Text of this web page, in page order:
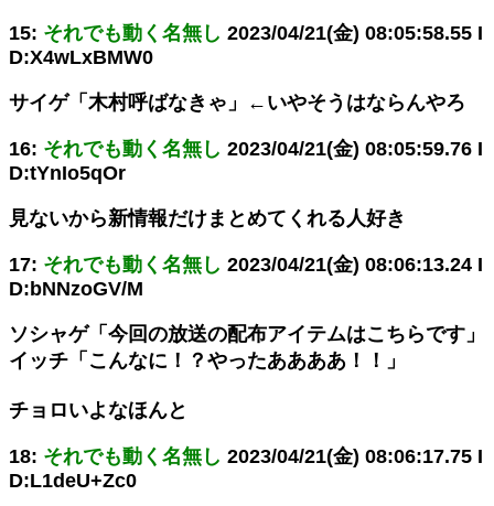
15: それでも動く名無し 2023/04/21(金) 08:05:58.55 I
D:X4wLxBMW0
サイゲ「木村呼ばなきゃ」←いやそうはならんやろ
16: それでも動く名無し 2023/04/21(金) 08:05:59.76 I
D:tYnIo5qOr
見ないから新情報だけまとめてくれる人好き
17: それでも動く名無し 2023/04/21(金) 08:06:13.24 I
D:bNNzoGV/M
ソシャゲ「今回の放送の配布アイテムはこちらです」
イッチ「こんなに！？やったああああ！！」
チョロいよなほんと
18: それでも動く名無し 2023/04/21(金) 08:06:17.75 I
D:L1deU+Zc0